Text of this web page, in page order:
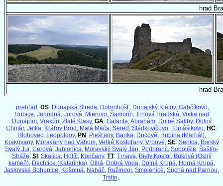
hrad
hrad
prehľad DS: Dunajská Streda Dobrohošť Dunajský Klátov, Gabčíkovo
Hubice Jahodná Jurová Mierovo, Šamorín Trhová Hradská Vojka nad
Dunajom, Vrakúň Zlaté Klasy, GA: Galanta Abrahám, Dolné Saliby, Dolný
Chotár, Jelka Kráľov Brod Malá Mača Sereď, Sládkovičovo Tomášikovo HC:
Hlohovec, Leopoldov, PN: Piešťany, Banka Ducové Hubina (Marhát),
Krakovany, Moravany nad Váhom, Veľké Kostoľany, Vrbové SE: Senica Borský
Svätý Jur, Cerová Jablonica Moravský Svätý Ján Podbranč Sobotište Šaštín-
Stráže SI: Skalica Holíč, Kopčany, TT: Trnava Biely Kostol Buková (Ostrý
kameň), Dechtice (Katarínka), Dlhá Dobrá Voda Dolná Krupá Horná Krupá
Jaslovské Bohunice Košolná Naháč Ružindol Smolenice Suchá nad Parnou
Trstín